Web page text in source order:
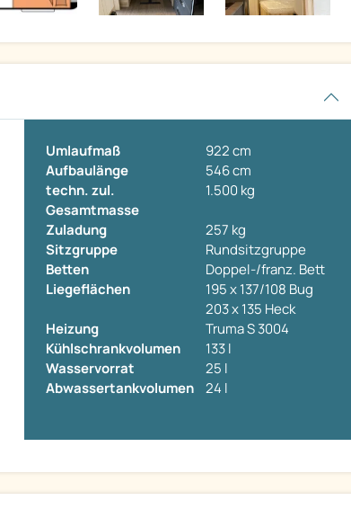
Umlaufmaß
922 cm
Aufbaulänge
546 cm
techn. zul.
Gesamtmasse
1.500 kg
Zuladung
257 kg
Sitzgruppe
Rundsitzgruppe
Betten
Doppel-/franz. Bett
Liegeflächen
195 x 137/108 Bug
203 x 135 Heck
Heizung
Truma S 3004
Kühlschrankvolumen
133 l
Wasservorrat
25 l
Abwassertankvolumen
24 l